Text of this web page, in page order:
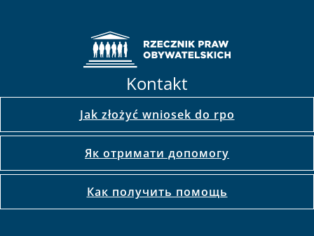
Kontakt
Jak złożyć wniosek do rpo
Як отримати допомогу
Как получить помощь